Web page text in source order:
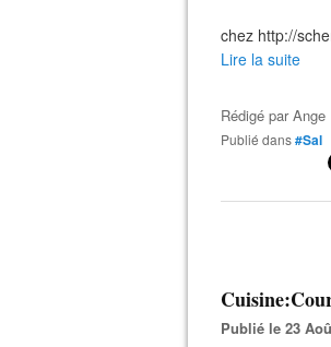
chez http://
Lire la suite
Rédigé parAnge
Publié dans#Sal
Publié le 23